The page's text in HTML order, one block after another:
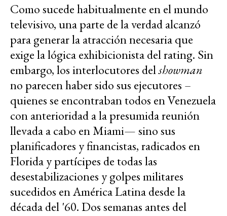
Como sucede habitualmente en el mundo
televisivo, una parte de la verdad alcanzó
para generar la atracción necesaria que
exige la lógica exhibicionista del rating. Sin
embargo, los interlocutores delshowman
no parecen haber sido sus ejecutores –
quienes se encontraban todos en Venezuela
con anterioridad a la presumida reunión
llevada a cabo en Miami— sino sus
planificadores y financistas, radicados en
Florida y partícipes de todas las
desestabilizaciones y golpes militares
sucedidos en América Latina desde la
década del '60. Dos semanas antes del